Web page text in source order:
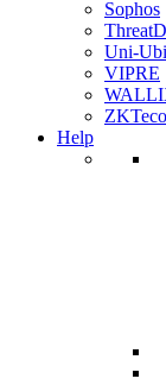
Sophos
Uni-Ubi
VIPRE
ZKTeco
Help